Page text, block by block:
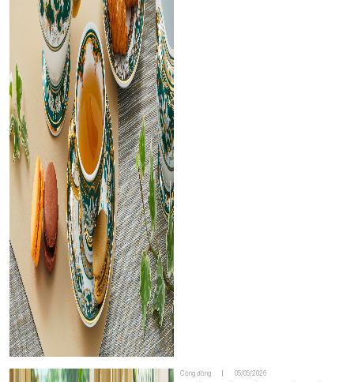
Cộng đồng 05/05/2026